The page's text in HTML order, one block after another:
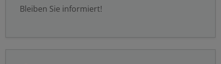
Bleiben Sie informiert!
Notwendige Cookies
Externer Inhalt